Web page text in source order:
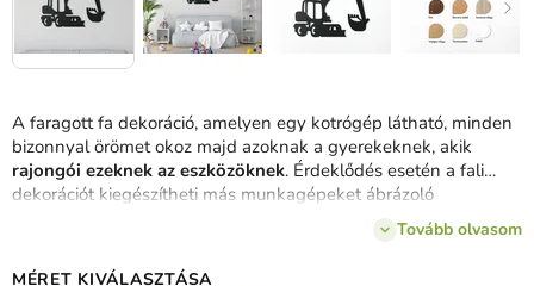
A faragott fa dekoráció, amelyen egy kotrógép látható, minden
bizonnyal örömet okoz majd azoknak a gyerekeknek, akik
rajongói ezeknek az eszközöknek. Érdeklődés esetén a fali
dekorációt kiegészítheti más munkagépeket ábrázoló
Tovább olvasom
MÉRET KIVÁLASZTÁSA